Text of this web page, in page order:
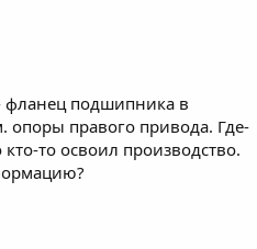
фланец подшипника в
опоры правого привода. Где-
то освоил производство.